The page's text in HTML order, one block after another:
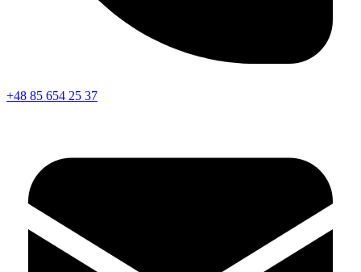
+48 85 654 25 37